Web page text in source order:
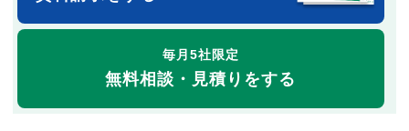
毎月5社限定
無料相談・見積りをする